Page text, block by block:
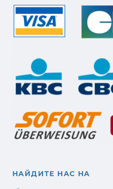
НАЙДИТЕ НАС НА